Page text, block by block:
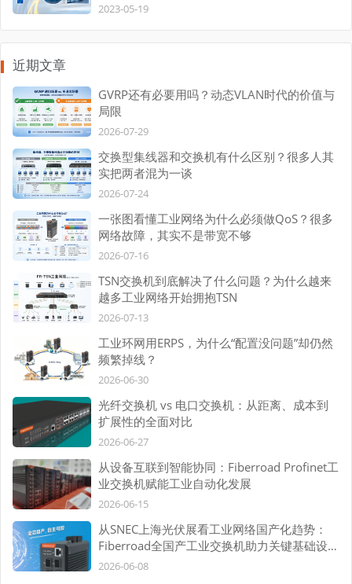
2023-05-19
近期文章
GVRP还有必要用吗？动态VLAN时代的价值与
局限
2026-07-29
交换型集线器和交换机有什么区别？很多人其
实把两者混为一谈
2026-07-24
一张图看懂工业网络为什么必须做QoS？很多
网络故障，其实不是带宽不够
2026-07-16
TSN交换机到底解决了什么问题？为什么越来
越多工业网络开始拥抱TSN
2026-07-13
工业环网用ERPS，为什么“配置没问题”却仍然
频繁掉线？
2026-06-30
光纤交换机 vs 电口交换机：从距离、成本到
扩展性的全面对比
2026-06-27
从设备互联到智能协同：Fiberroad Profinet工
业交换机赋能工业自动化发展
2026-06-15
从SNEC上海光伏展看工业网络国产化趋势：
Fiberroad全国产工业交换机助力关键基础设施
自主可控
2026-06-08